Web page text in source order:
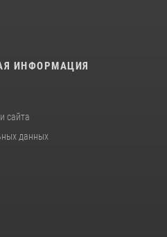
ИНФОРМАЦИЯ
сайта
данных